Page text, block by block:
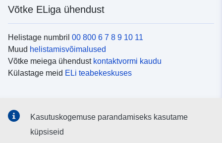
Võtke ELiga ühendust
Helistage numbril 00 800 6 7 8 9 10 11
Muud helistamisvõimalused
Võtke meiega ühendust kontaktvormi kaudu
Külastage meid ELi teabekeskuses
Otsige ELi teavet
Kasutuskogemuse parandamiseks kasutame
küpsiseid